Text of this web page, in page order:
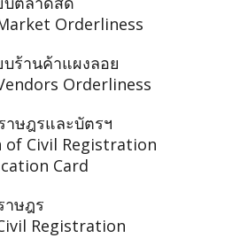
Orderliness
บร้านค้าแผงลอย
Orderliness
าษฎรและบัตรฯ
of Civil Registration
Card
าษฎร
Registration